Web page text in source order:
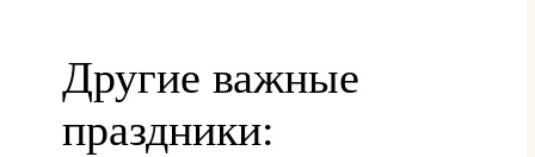
Другие важные
праздники: